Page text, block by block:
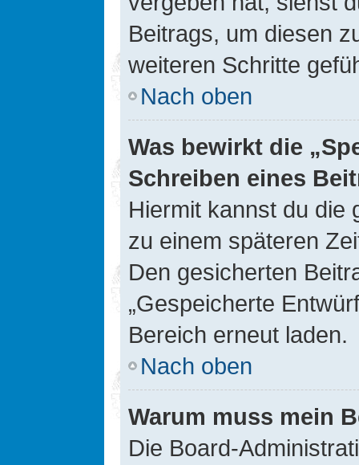
Beitrags, um diesen
weiteren Schritte
Nach oben
Was bewirkt die
Schreiben eines
Hiermit kannst du die
zu einem späteren
Den gesicherten
„Gespeicherte
Bereich erneut laden.
Nach oben
Warum muss mein
Die Board-